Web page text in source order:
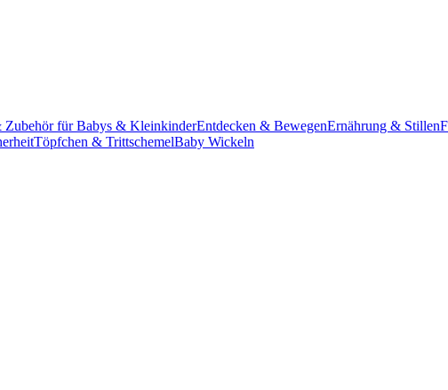
Zubehör für Babys & KleinkinderEntdecken & BewegenErnährung & Stillen
Töpfchen & TrittschemelBaby Wickeln